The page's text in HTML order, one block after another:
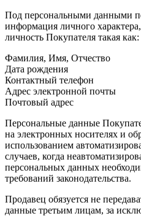
Под персональными данными
информация личного
личность Покупателя такая как:
Фамилия, Имя, Отчество
Дата рождения
Контактный телефон
Адрес электронной почты
Почтовый адрес
Персональные данные
на электронных носителях и
использованием
случаев, когда
персональных данных
требований законодательства.
Продавец обязуется не
данные третьим лицам, за